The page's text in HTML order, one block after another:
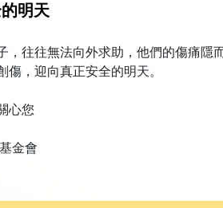
明天
，往往無法向外求助，他們的傷痛
傷，迎向真正安全的明天。
心您
金會